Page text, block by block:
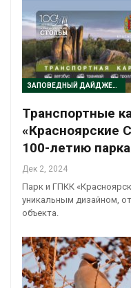
ЗАПОВЕДНЫЙ ДАЙДЖЕСТ
Транспортные
«Красноярские
100-летию парка
Дек 2, 2024
Парк и ГПКК
уникальным дизайном,
объекта.